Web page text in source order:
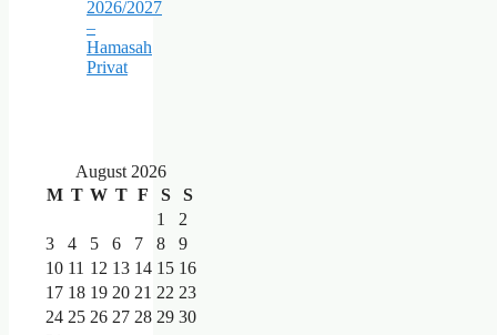
2026/2027
–
Hamasah
Privat
August 2026
M T W T F S
S
1
2
3
4 5 6 7 8
9
10 11 12 13 14 15 16
17 18 19 20 21 22 23
24 25 26 27 28 29 30